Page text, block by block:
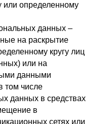
или определенному
данных –
на раскрытие
кругу лиц
или на
данными
том числе
данных в средствах
в
сетях или